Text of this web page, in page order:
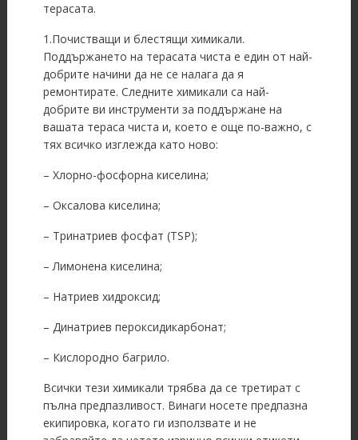
терасата.
1.Почистващи и блестящи химикали.
Поддържането на терасата чиста е един от най-
добрите начини да не се налага да я
ремонтирате. Следните химикали са най-
добрите ви инструменти за поддържане на
вашата тераса чиста и, което е още по-важно, с
тях всичко изглежда като ново:
– Хлорно-фосфорна киселина;
– Оксалова киселина;
– Тринатриев фосфат (TSP);
– Лимонена киселина;
– Натриев хидроксид;
– Динатриев пероксидикарбонат;
– Кислородно багрило.
Всички тези химикали трябва да се третират с
пълна предпазливост. Винаги носете предпазна
екипировка, когато ги използвате и не